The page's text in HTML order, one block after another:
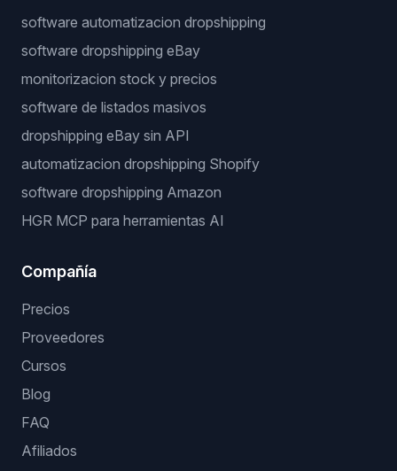
software automatizacion dropshipping
software dropshipping eBay
monitorizacion stock y precios
software de listados masivos
dropshipping eBay sin API
automatizacion dropshipping Shopify
software dropshipping Amazon
HGR MCP para herramientas AI
Compañía
Precios
Proveedores
Cursos
Blog
FAQ
Afiliados